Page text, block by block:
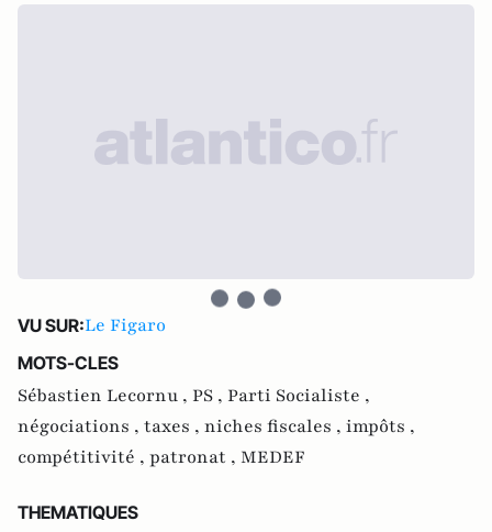
VU SUR:Le Figaro
MOTS-CLES
Sébastien Lecornu , PS , Parti Socialiste ,
négociations , taxes , niches fiscales , impôts ,
compétitivité , patronat , MEDEF
THEMATIQUES